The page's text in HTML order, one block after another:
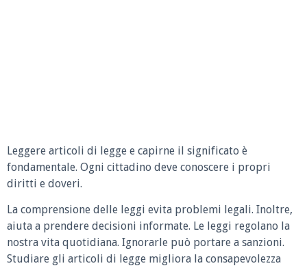
Leggere articoli di legge e capirne il significato è
fondamentale. Ogni cittadino deve conoscere i propri
diritti e doveri.
La comprensione delle leggi evita problemi legali. Inoltre,
aiuta a prendere decisioni informate. Le leggi regolano la
nostra vita quotidiana. Ignorarle può portare a sanzioni.
Studiare gli articoli di legge migliora la consapevolezza